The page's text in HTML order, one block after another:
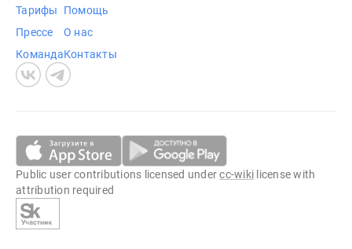
Тарифы
Прессе
Команда
Помощь
О нас
Контакты
Public user contributions licensed undercc-wiki license with
attribution required